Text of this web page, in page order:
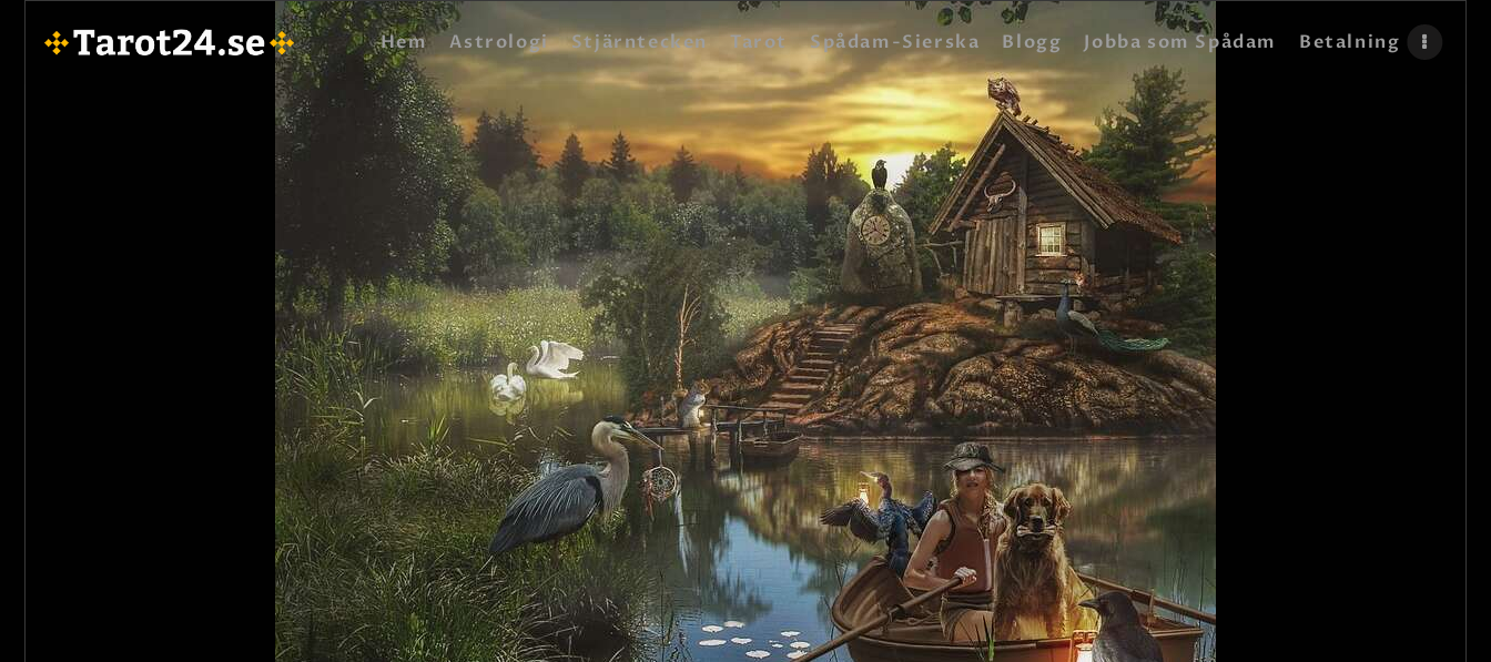
Hem Astrologi Stjärntecken Tarot Spådam-Sierska Blogg Jobba som Spådam Betalning
HEM
ASTROLOGI
STJÄRNTECKEN
TAROT
SPÅDAM-SIERSKA
BLOGG
JOBBA SOM SPÅDAM
BETALNING
FAQ
KONTAKTA OSS